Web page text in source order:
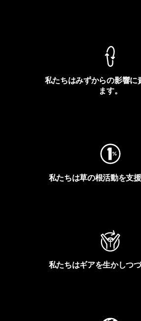
私たちはみずからの影響に
ます。
私たちは草の根活動を支援
私たちはギアを生かしつづ